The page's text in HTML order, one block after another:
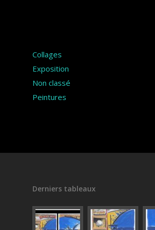
Collages
Exposition
Non classé
Peintures
Derniers tableaux